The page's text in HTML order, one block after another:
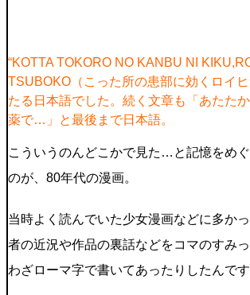
“KOTTA TOKORO NO KANBU NI
TSUBOKO（こった所の患部に効くロイヒ
たる日本語でした。続く文章も「あたた
薬で…」と最後まで日本語。
こういうのんどこかで見た…と記憶をめ
のが、80年代の漫画。
当時よく読んでいた少女漫画などに多か
者の近況や作品の裏話などをコマのすみ
わざローマ字で書いてあったりしたんです